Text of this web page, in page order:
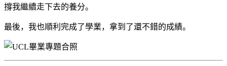
撐我繼續走下去的養分。
最後，我也順利完成了學業，拿到了還不錯的成績。